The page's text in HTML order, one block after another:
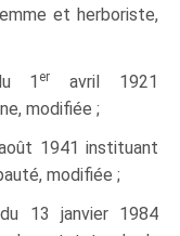
et herboriste,
1 er
avril 1921
modifiée ;
1941 instituant
modifiée ;
13 janvier 1984